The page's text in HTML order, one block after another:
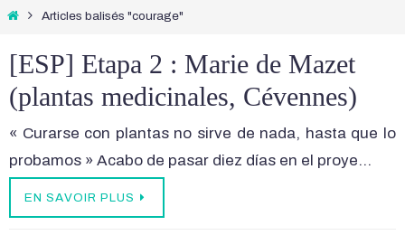
HomeArticles balisés "courage"
[ESP] Etapa 2 : Marie de Mazet
(plantas medicinales, Cévennes)
« Curarse con plantas no sirve de nada, hasta que lo
probamos » Acabo de pasar diez días en el proye…
EN SAVOIR PLUS